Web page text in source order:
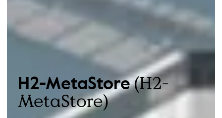
H2-MetaStore(H2-
MetaStore)